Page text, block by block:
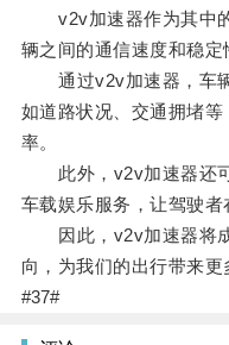
v2v加速器作为其中的
辆之间的通信速度和稳定
通过v2v加速器，车辆
如道路状况、交通拥堵
率。
此外，v2v加速器还可
车载娱乐服务，让驾驶者
因此，v2v加速器将成
向，为我们的出行带来更
#37#